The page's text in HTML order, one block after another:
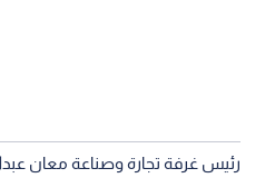
رئيس غرفة تجارة وصناعة معان